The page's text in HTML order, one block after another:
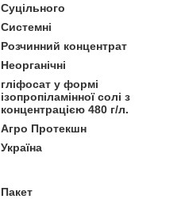
Суцільного
Системні
Розчинний концентрат
Неорганічні
гліфосат у формі
ізопропіламінної солі з
концентрацією 480 г/л.
Агро Протекшн
Україна
Пакет